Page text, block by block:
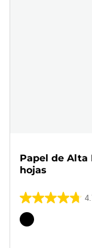
Papel de Alta
hojas
4.7
de
Cartucho